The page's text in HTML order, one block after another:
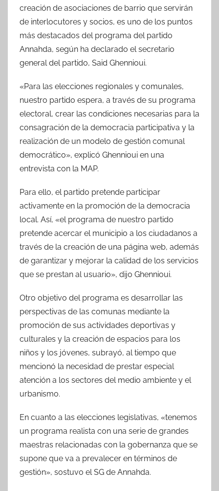
creación de asociaciones de barrio que servirán
de interlocutores y socios, es uno de los puntos
más destacados del programa del partido
Annahda, según ha declarado el secretario
general del partido, Said Ghennioui.
«Para las elecciones regionales y comunales,
nuestro partido espera, a través de su programa
electoral, crear las condiciones necesarias para la
consagración de la democracia participativa y la
realización de un modelo de gestión comunal
democrático», explicó Ghennioui en una
entrevista con la MAP.
Para ello, el partido pretende participar
activamente en la promoción de la democracia
local. Así, «el programa de nuestro partido
pretende acercar el municipio a los ciudadanos a
través de la creación de una página web, además
de garantizar y mejorar la calidad de los servicios
que se prestan al usuario», dijo Ghennioui.
Otro objetivo del programa es desarrollar las
perspectivas de las comunas mediante la
promoción de sus actividades deportivas y
culturales y la creación de espacios para los
niños y los jóvenes, subrayó, al tiempo que
mencionó la necesidad de prestar especial
atención a los sectores del medio ambiente y el
urbanismo.
En cuanto a las elecciones legislativas, «tenemos
un programa realista con una serie de grandes
maestras relacionadas con la gobernanza que se
supone que va a prevalecer en términos de
gestión», sostuvo el SG de Annahda.